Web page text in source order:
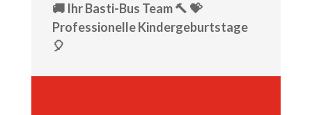
🚚 Ihr Basti-Bus Team 🔨 💝
Professionelle Kindergeburtstage
🎈